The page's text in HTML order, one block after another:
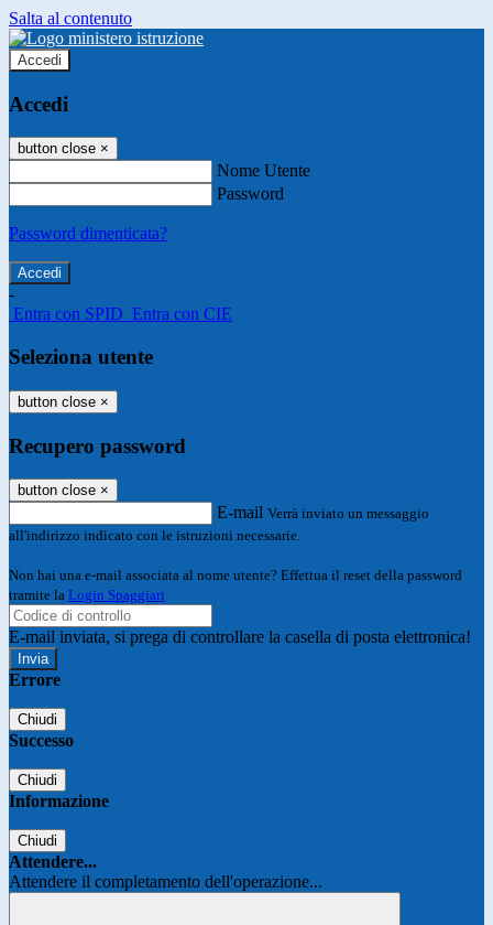
Salta al contenuto
Accedi
Accedi
button close ×
Nome Utente
Password
Password dimenticata?
-
Entra con SPID Entra con CIE
Seleziona utente
button close ×
Recupero password
button close ×
E-mail Verrà inviato un messaggio
all'indirizzo indicato con le istruzioni necessarie.
Non hai una e-mail associata al nome utente? Effettua il reset della password
tramite la Login Spaggiari
E-mail inviata, si prega di controllare la casella di posta elettronica!
Errore
Chiudi
Successo
Chiudi
Informazione
Chiudi
Attendere...
Attendere il completamento dell'operazione...